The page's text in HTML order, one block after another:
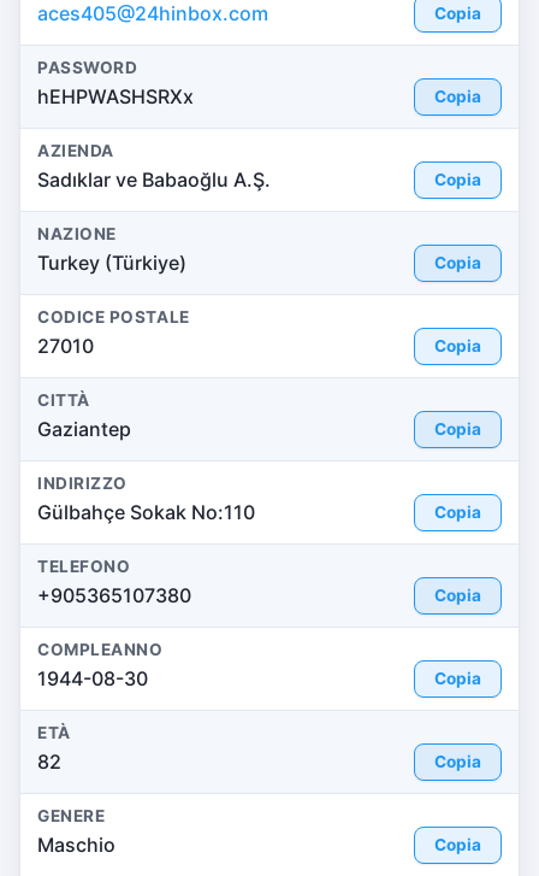
aces405@24hinbox.com Copia
PASSWORD
hEHPWASHSRXx Copia
AZIENDA
Sadıklar ve Babaoğlu A.Ş. Copia
NAZIONE
Turkey (Türkiye) Copia
CODICE POSTALE
27010 Copia
CITTÀ
Gaziantep Copia
INDIRIZZO
Gülbahçe Sokak No:110 Copia
TELEFONO
+905365107380 Copia
COMPLEANNO
1944-08-30 Copia
ETÀ
82 Copia
GENERE
Maschio Copia